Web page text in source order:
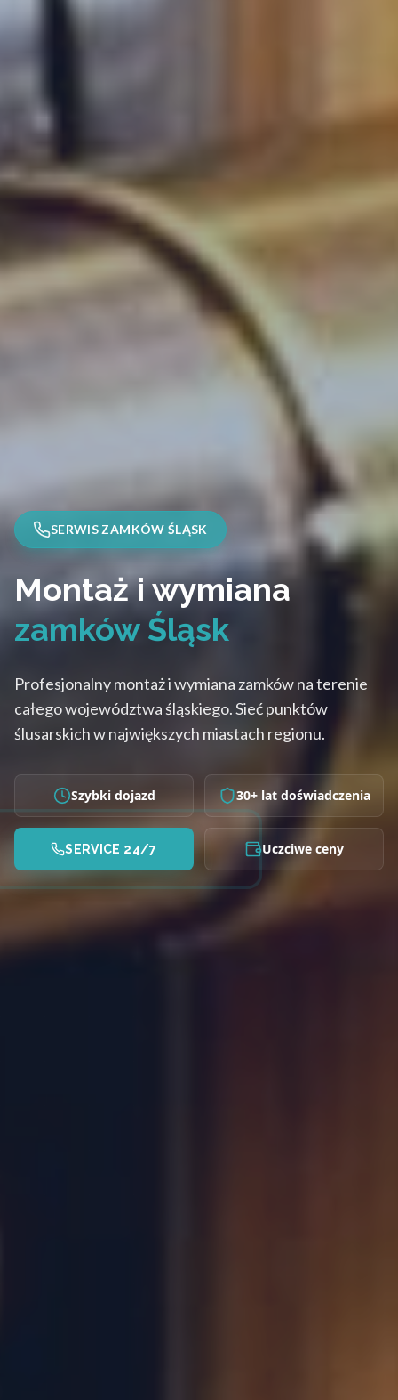
SERWIS ZAMKÓW ŚLĄSK
Montaż i wymiana
zamków Śląsk
Profesjonalny montaż i wymiana zamków na terenie
całego województwa śląskiego. Sieć punktów
ślusarskich w największych miastach regionu.
Szybki dojazd 30+ lat doświadczenia
SERVICE 24/7 Uczciwe ceny